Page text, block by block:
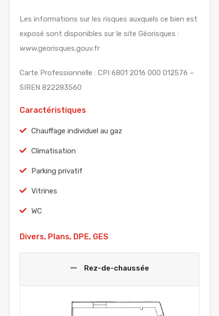
Les informations sur les risques auxquels ce bien est
exposé sont disponibles sur le site Géorisques :
www.georisques.gouv.fr
Carte Professionnelle : CPI 6801 2016 000 012576 –
SIREN 822283560
Caractéristiques
Chauffage individuel au gaz
Climatisation
Parking privatif
Vitrines
WC
Divers, Plans, DPE, GES
Rez-de-chaussée